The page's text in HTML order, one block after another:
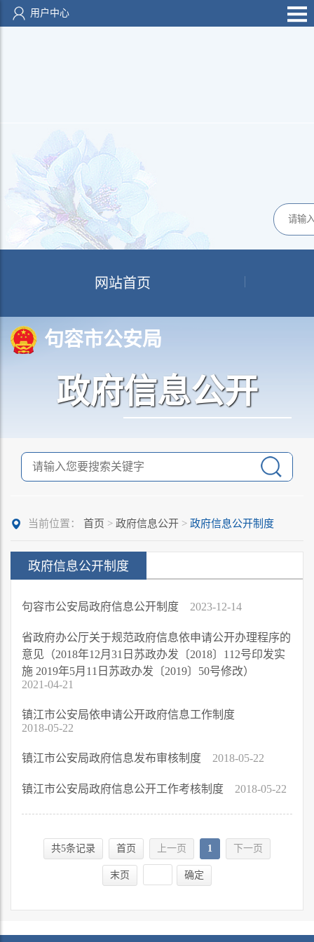
用户中心
网站首页
句容市公安局
政府信息公开
当前位置： 首页 > 政府信息公开 > 政府信息公开制度
政府信息公开制度
句容市公安局政府信息公开制度 2023-12-14
省政府办公厅关于规范政府信息依申请公开办理程序的
意见（2018年12月31日苏政办发〔2018〕112号印发实
施 2019年5月11日苏政办发〔2019〕50号修改）
2021-04-21
镇江市公安局依申请公开政府信息工作制度
2018-05-22
镇江市公安局政府信息发布审核制度 2018-05-22
镇江市公安局政府信息公开工作考核制度 2018-05-22
共5条记录 首页 上一页 1 下一页
末页 确定